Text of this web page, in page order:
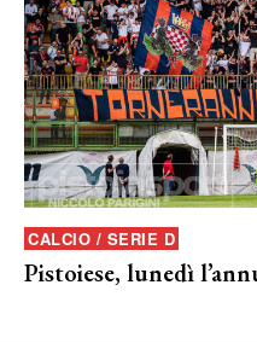
CALCIO / SERIE D
Pistoiese, lunedì